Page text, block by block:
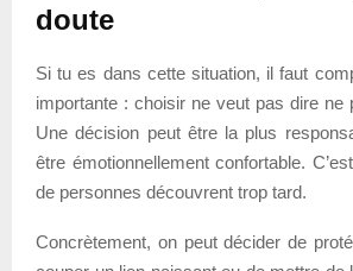
doute
Si tu es dans cette situation, il faut
importante : choisir ne veut pas dire ne
Une décision peut être la plus
être émotionnellement confortable.
de personnes découvrent trop tard.
Concrètement, on peut décider de